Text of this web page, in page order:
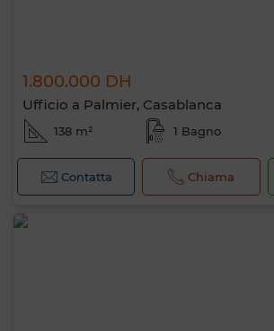
1.800.000 DH
Ufficio a Palmier, Casablanca
138 m² 1 Bagno
Contatta Chiama